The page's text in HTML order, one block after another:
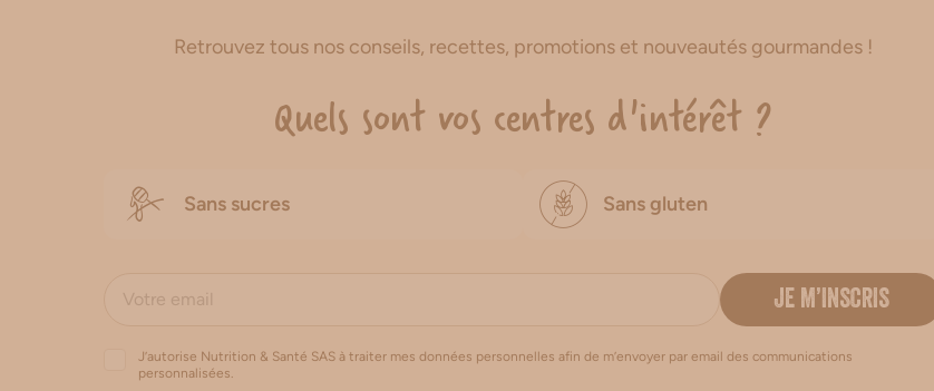
Retrouvez tous nos conseils, recettes, promotions et nouveautés gourmandes !
Quels sont vos centres d'intérêt ?
Sans sucres Sans gluten
JE M’INSCRIS
J’autorise Nutrition & Santé SAS à traiter mes données personnelles afin de m’envoyer par email des communications
personnalisées.